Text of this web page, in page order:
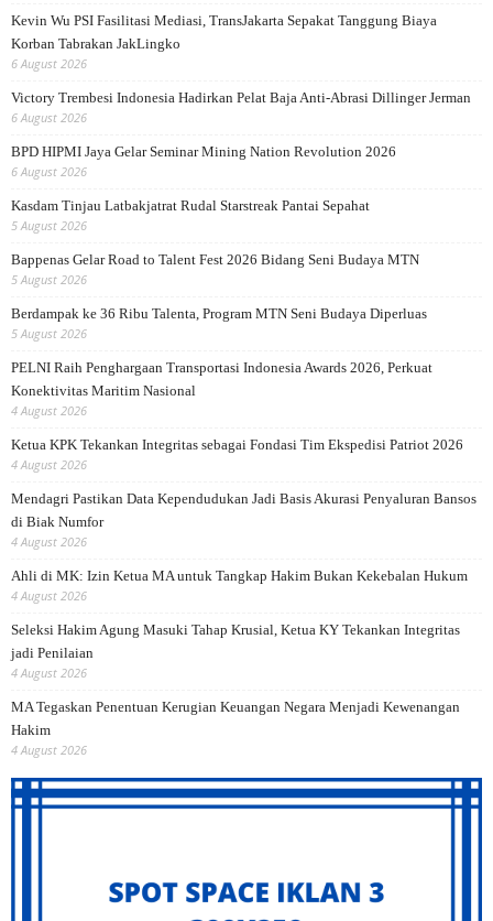
Kevin Wu PSI Fasilitasi Mediasi, TransJakarta Sepakat Tanggung Biaya
Korban Tabrakan JakLingko
6 August 2026
Victory Trembesi Indonesia Hadirkan Pelat Baja Anti-Abrasi Dillinger Jerman
6 August 2026
BPD HIPMI Jaya Gelar Seminar Mining Nation Revolution 2026
6 August 2026
Kasdam Tinjau Latbakjatrat Rudal Starstreak Pantai Sepahat
5 August 2026
Bappenas Gelar Road to Talent Fest 2026 Bidang Seni Budaya MTN
5 August 2026
Berdampak ke 36 Ribu Talenta, Program MTN Seni Budaya Diperluas
5 August 2026
PELNI Raih Penghargaan Transportasi Indonesia Awards 2026, Perkuat
Konektivitas Maritim Nasional
4 August 2026
Ketua KPK Tekankan Integritas sebagai Fondasi Tim Ekspedisi Patriot 2026
4 August 2026
Mendagri Pastikan Data Kependudukan Jadi Basis Akurasi Penyaluran Bansos
di Biak Numfor
4 August 2026
Ahli di MK: Izin Ketua MA untuk Tangkap Hakim Bukan Kekebalan Hukum
4 August 2026
Seleksi Hakim Agung Masuki Tahap Krusial, Ketua KY Tekankan Integritas
jadi Penilaian
4 August 2026
MA Tegaskan Penentuan Kerugian Keuangan Negara Menjadi Kewenangan
Hakim
4 August 2026